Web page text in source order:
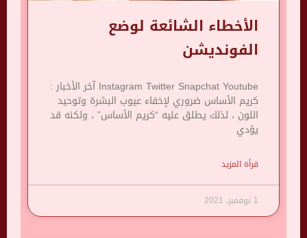
الأخطاء الشائعة لوضع
الفونديشن
Instagram Twitter Snapchat Youtube آخر الأخبار :
كريم الأساس ضروري لإخفاء عيوب البشرة وتوحيد
اللون ، لذلك يطلق عليه “كريم الأساس” ، ولكنه قد
يؤدي
قرأة المزيد
1 نوفمبر، 2021